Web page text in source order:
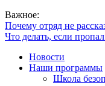
Важное:
Почему отряд не
Что делать, если
Новости
Наши программы
Школа